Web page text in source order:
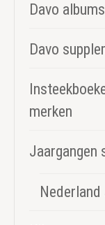
Davo albums
Davo
merken
Jaargangen